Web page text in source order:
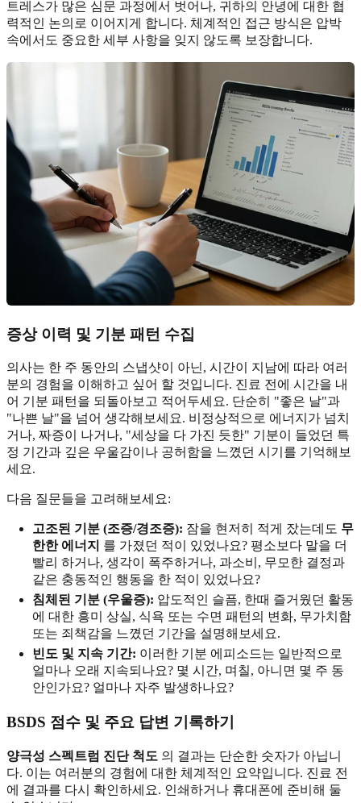
트레스가 많은 심문 과정에서 벗어나, 귀하의 안녕에 대한 협
력적인 논의로 이어지게 합니다. 체계적인 접근 방식은 압박
속에서도 중요한 세부 사항을 잊지 않도록 보장합니다.
증상 이력 및 기분 패턴 수집
의사는 한 주 동안의 스냅샷이 아닌, 시간이 지남에 따라 여러
분의 경험을 이해하고 싶어 할 것입니다. 진료 전에 시간을 내
어 기분 패턴을 되돌아보고 적어두세요. 단순히 "좋은 날"과
"나쁜 날"을 넘어 생각해보세요. 비정상적으로 에너지가 넘치
거나, 짜증이 나거나, "세상을 다 가진 듯한" 기분이 들었던 특
정 기간과 깊은 우울감이나 공허함을 느꼈던 시기를 기억해보
세요.
다음 질문들을 고려해보세요:
고조된 기분 (조증/경조증): 잠을 현저히 적게 잤는데도 무
한한 에너지 를 가졌던 적이 있었나요? 평소보다 말을 더
빨리 하거나, 생각이 폭주하거나, 과소비, 무모한 결정과
같은 충동적인 행동을 한 적이 있었나요?
침체된 기분 (우울증): 압도적인 슬픔, 한때 즐거웠던 활동
에 대한 흥미 상실, 식욕 또는 수면 패턴의 변화, 무가치함
또는 죄책감을 느꼈던 기간을 설명해보세요.
빈도 및 지속 기간: 이러한 기분 에피소드는 일반적으로
얼마나 오래 지속되나요? 몇 시간, 며칠, 아니면 몇 주 동
안인가요? 얼마나 자주 발생하나요?
BSDS 점수 및 주요 답변 기록하기
양극성 스펙트럼 진단 척도 의 결과는 단순한 숫자가 아닙니
다. 이는 여러분의 경험에 대한 체계적인 요약입니다. 진료 전
에 결과를 다시 확인하세요. 인쇄하거나 휴대폰에 준비해 둘